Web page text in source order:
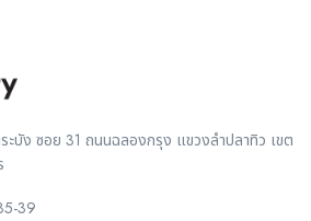
บัง ซอย 31 ถนนฉลองกรุง แขวงลำปลาทิว เขต
39